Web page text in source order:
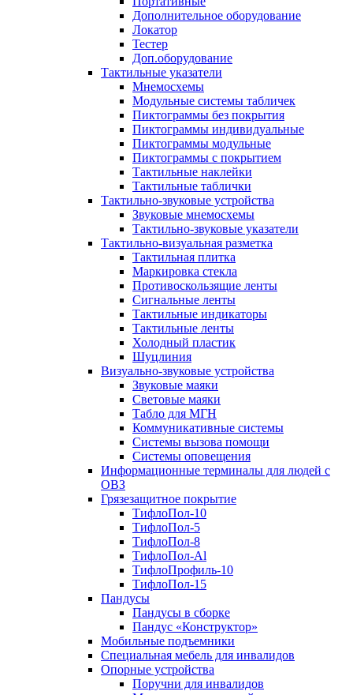
Дополнительное оборудование
Локатор
Тестер
Доп.оборудование
Тактильные указатели
Мнемосхемы
Модульные системы табличек
Пиктограммы без покрытия
Пиктограммы индивидуальные
Пиктограммы модульные
Пиктограммы с покрытием
Тактильные наклейки
Тактильные таблички
Тактильно-звуковые устройства
Звуковые мнемосхемы
Тактильно-звуковые указатели
Тактильно-визуальная разметка
Тактильная плитка
Маркировка стекла
Противоскользящие ленты
Сигнальные ленты
Тактильные индикаторы
Тактильные ленты
Холодный пластик
Шуцлиния
Визуально-звуковые устройства
Звуковые маяки
Световые маяки
Табло для МГН
Коммуникативные системы
Системы вызова помощи
Системы оповещения
Информационные терминалы для людей с
ОВЗ
Грязезащитное покрытие
ТифлоПол-10
ТифлоПол-5
ТифлоПол-8
ТифлоПол-Al
ТифлоПрофиль-10
ТифлоПол-15
Пандусы
Пандусы в сборке
Пандус «Конструктор»
Мобильные подъемники
Специальная мебель для инвалидов
Опорные устройства
Поручни для инвалидов